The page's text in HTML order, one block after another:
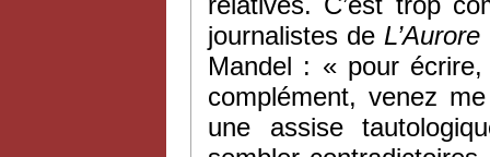
journalistes de L’Aurore
Mandel : « pour
complément, venez
une assise